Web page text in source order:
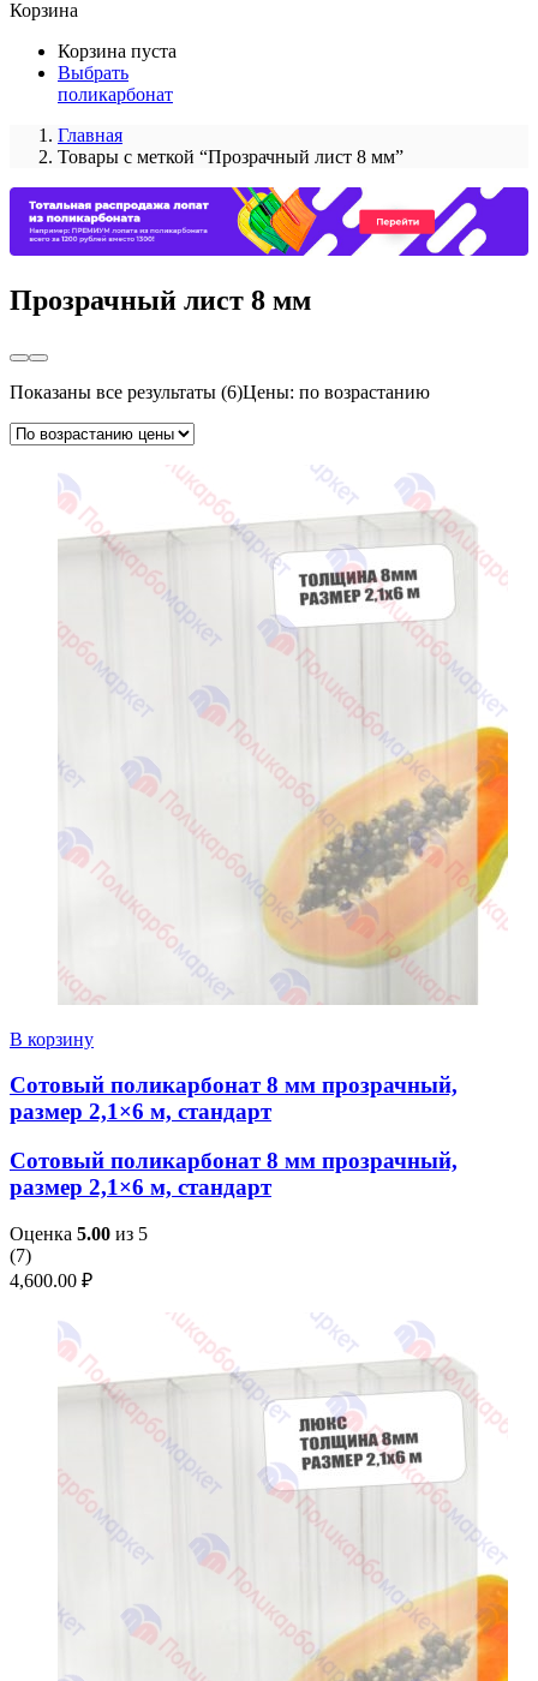
Корзина
Корзина пуста
Выбрать
поликарбонат
Главная
Товары с меткой “Прозрачный лист 8 мм”
Прозрачный лист 8 мм
Показаны все результаты (6)Цены: по возрастанию
В корзину
Сотовый поликарбонат 8 мм прозрачный,
размер 2,1×6 м, стандарт
Сотовый поликарбонат 8 мм прозрачный,
размер 2,1×6 м, стандарт
Оценка 5.00 из 5
(7)
4,600.00 ₽